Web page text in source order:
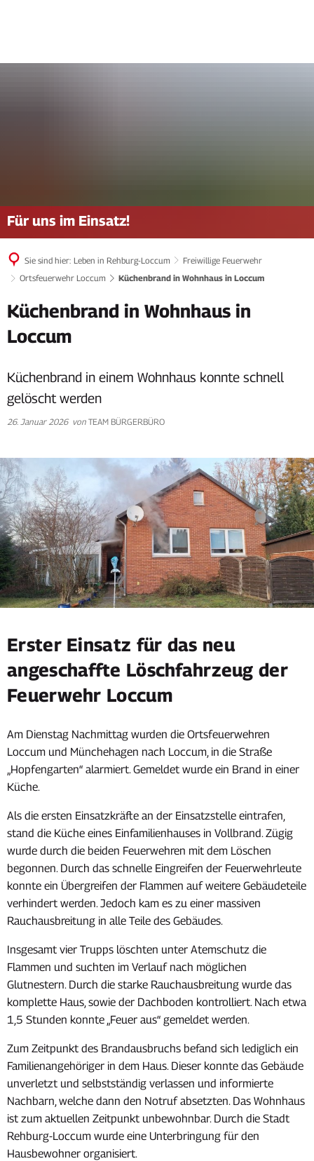
Für uns im Einsatz!
Sie sind hier: Leben in Rehburg-Loccum
Freiwillige Feuerwehr
Ortsfeuerwehr Loccum
Küchenbrand in Wohnhaus in Loccum
Küchenbrand in Wohnhaus in
Loccum
Küchenbrand in einem Wohnhaus konnte schnell
gelöscht werden
26. Januar 2026 von TEAM BÜRGERBÜRO
Erster Einsatz für das neu
angeschaffte Löschfahrzeug der
Feuerwehr Loccum
Am Dienstag Nachmittag wurden die Ortsfeuerwehren
Loccum und Münchehagen nach Loccum, in die Straße
„Hopfengarten“ alarmiert. Gemeldet wurde ein Brand in einer
Küche.
Als die ersten Einsatzkräfte an der Einsatzstelle eintrafen,
stand die Küche eines Einfamilienhauses in Vollbrand. Zügig
wurde durch die beiden Feuerwehren mit dem Löschen
begonnen. Durch das schnelle Eingreifen der Feuerwehrleute
konnte ein Übergreifen der Flammen auf weitere Gebäudeteile
verhindert werden. Jedoch kam es zu einer massiven
Rauchausbreitung in alle Teile des Gebäudes.
Insgesamt vier Trupps löschten unter Atemschutz die
Flammen und suchten im Verlauf nach möglichen
Glutnestern. Durch die starke Rauchausbreitung wurde das
komplette Haus, sowie der Dachboden kontrolliert. Nach etwa
1,5 Stunden konnte „Feuer aus“ gemeldet werden.
Zum Zeitpunkt des Brandausbruchs befand sich lediglich ein
Familienangehöriger in dem Haus. Dieser konnte das Gebäude
unverletzt und selbstständig verlassen und informierte
Nachbarn, welche dann den Notruf absetzten. Das Wohnhaus
ist zum aktuellen Zeitpunkt unbewohnbar. Durch die Stadt
Rehburg-Loccum wurde eine Unterbringung für den
Hausbewohner organisiert.